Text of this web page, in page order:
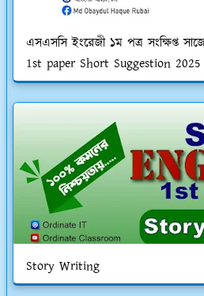
এসএসসি ইংরেজী ১ম পত্র সংক্ষিপ্ত
1st paper Short Suggestion 2025
Story Writing